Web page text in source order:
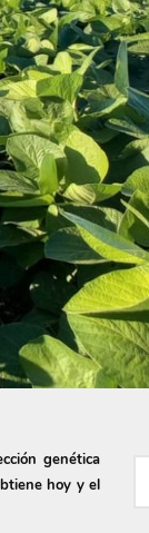
genética
hoy y el